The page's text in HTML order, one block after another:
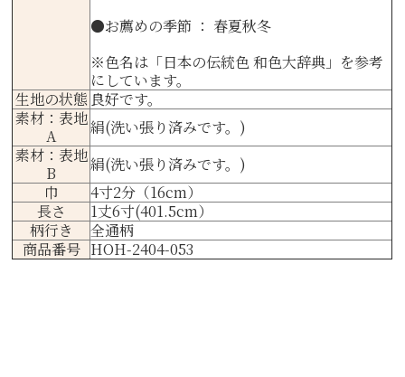
●お薦めの季節 ： 春夏秋冬
※色名は 「日本の伝統色 和色大辞典」 を参考
にしています。
生地の状態 良好です。
素材：表地
A
絹(洗い張り済みです。)
素材：表地
B
絹(洗い張り済みです。)
巾
4寸2分（16cm）
長さ
1丈6寸(401.5cm）
柄行き
全通柄
商品番号 HOH-2404-053